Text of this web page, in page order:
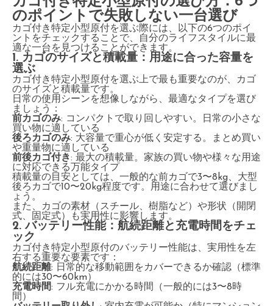
のポイントで失敗しない一台選び
カゴ付き特定小型原付を選ぶ際には、以下の6つのポイ
ントをチェックすることで、自分のライフスタイルに最
適な一台を見つけることができます。
1. カゴのサイズと積載量：用途に合った容量を
選ぶ
カゴ付き特定小型原付を選ぶ上で最も重要なのが、カゴ
のサイズと積載量です。
日常の使用シーンを想像しながら、最適なタイプを選び
ましょう：
前カゴのみ: コンパクトで取り回しやすい。日常の小さな
買い物に適している
後ろカゴのみ: 大容量で重心が低く安定する。まとめ買い
や重量物に適している
前後カゴ付き: 最大の積載量。家族の買い物や様々な用途
に対応できる万能タイプ
積載量の目安としては、一般的な前カゴで3〜8kg、大型
後ろカゴで10〜20kg程度です。用途に合わせて選びまし
ょう。
また、カゴの素材（スチール、樹脂など）や形状（開閉
式、固定式）も実用性に影響します。
2. バッテリー性能：航続距離と充電時間をチェ
ック
カゴ付き特定小型原付のバッテリー性能は、実用性を左
右する重要な要素です：
航続距離: 日常的な移動範囲をカバーできるか確認（標準
的には30〜60km）
充電時間: フル充電にかかる時間（一般的には3〜8時
間）